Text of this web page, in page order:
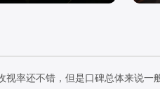
中国大陆
视率还不错，但是口碑总体来说